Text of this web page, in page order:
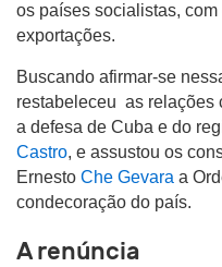
os países socialistas,
exportações.
Buscando afirmar-se
restabeleceu as relações
a defesa de Cuba e do
Castro, e assustou os
Ernesto Che Gevara a
condecoração do país.
A renúncia